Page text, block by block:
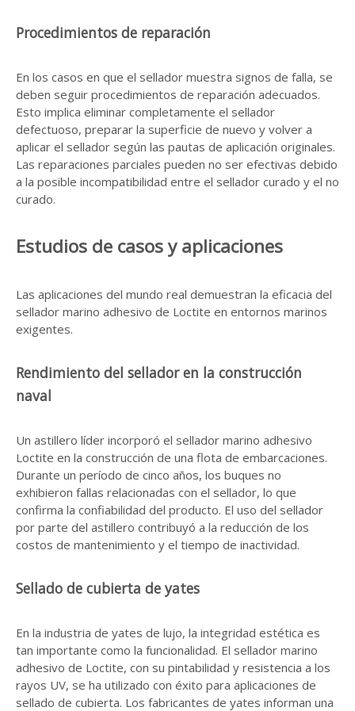
Procedimientos de reparación
En los casos en que el sellador muestra signos de falla, se
deben seguir procedimientos de reparación adecuados.
Esto implica eliminar completamente el sellador
defectuoso, preparar la superficie de nuevo y volver a
aplicar el sellador según las pautas de aplicación originales.
Las reparaciones parciales pueden no ser efectivas debido
a la posible incompatibilidad entre el sellador curado y el no
curado.
Estudios de casos y aplicaciones
Las aplicaciones del mundo real demuestran la eficacia del
sellador marino adhesivo de Loctite en entornos marinos
exigentes.
Rendimiento del sellador en la construcción
naval
Un astillero líder incorporó el sellador marino adhesivo
Loctite en la construcción de una flota de embarcaciones.
Durante un período de cinco años, los buques no
exhibieron fallas relacionadas con el sellador, lo que
confirma la confiabilidad del producto. El uso del sellador
por parte del astillero contribuyó a la reducción de los
costos de mantenimiento y el tiempo de inactividad.
Sellado de cubierta de yates
En la industria de yates de lujo, la integridad estética es
tan importante como la funcionalidad. El sellador marino
adhesivo de Loctite, con su pintabilidad y resistencia a los
rayos UV, se ha utilizado con éxito para aplicaciones de
sellado de cubierta. Los fabricantes de yates informan una